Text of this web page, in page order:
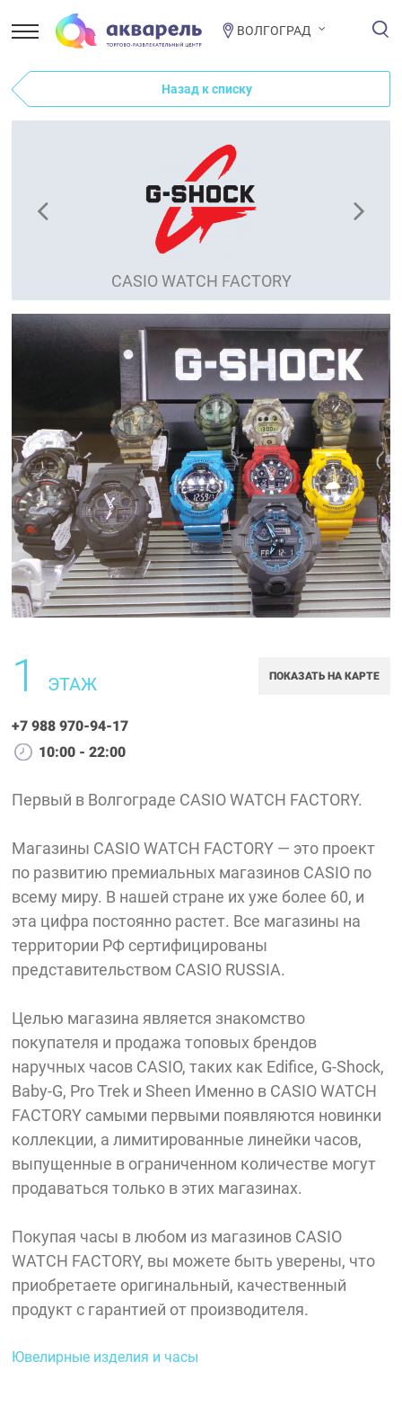
ВОЛГОГРАД
Назад к списку
CASIO WATCH FACTORY
1 ЭТАЖ ПОКАЗАТЬ НА КАРТЕ
+7 988 970-94-17
10:00 - 22:00
Первый в Волгограде CASIO WATCH FACTORY.
Магазины CASIO WATCH FACTORY — это проект
по развитию премиальных магазинов CASIO по
всему миру. В нашей стране их уже более 60, и
эта цифра постоянно растет. Все магазины на
территории РФ сертифицированы
представительством CASIO RUSSIA.
Целью магазина является знакомство
покупателя и продажа топовых брендов
наручных часов CASIO, таких как Edifice, G-Shock,
Baby-G, Pro Trеk и Sheen Именно в CASIO WATCH
FACTORY самыми первыми появляются новинки
коллекции, а лимитированные линейки часов,
выпущенные в ограниченном количестве могут
продаваться только в этих магазинах.
Покупая часы в любом из магазинов CASIO
WATCH FACTORY, вы можете быть уверены, что
приобретаете оригинальный, качественный
продукт с гарантией от производителя.
Ювелирные изделия и часы